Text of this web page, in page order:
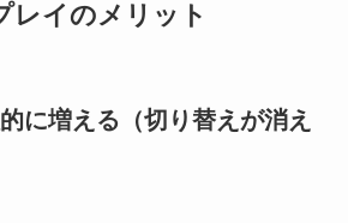
レイのメリット
に増える（切り替えが消え